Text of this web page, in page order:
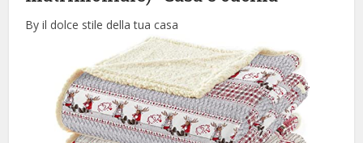
By il dolce stile della tua casa